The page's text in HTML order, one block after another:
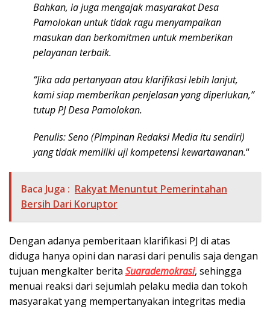
Bahkan, ia juga mengajak masyarakat Desa
Pamolokan untuk tidak ragu menyampaikan
masukan dan berkomitmen untuk memberikan
pelayanan terbaik.
“Jika ada pertanyaan atau klarifikasi lebih lanjut,
kami siap memberikan penjelasan yang diperlukan,”
tutup PJ Desa Pamolokan.
Penulis: Seno (Pimpinan Redaksi Media itu sendiri)
yang tidak memiliki uji kompetensi kewartawanan.“
Baca Juga : Rakyat Menuntut Pemerintahan
Bersih Dari Koruptor
Dengan adanya pemberitaan klarifikasi PJ di atas
diduga hanya opini dan narasi dari penulis saja dengan
tujuan mengkalter berita Suarademokrasi, sehingga
menuai reaksi dari sejumlah pelaku media dan tokoh
masyarakat yang mempertanyakan integritas media